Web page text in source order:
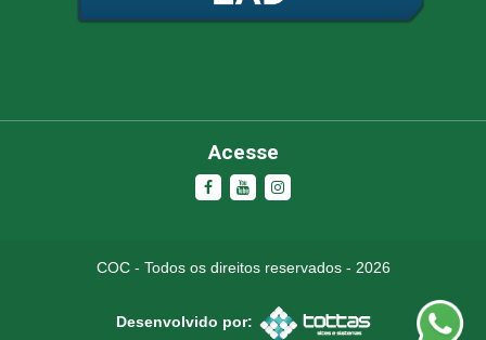
Acesse
COC - Todos os direitos reservados - 2026
Desenvolvido por: